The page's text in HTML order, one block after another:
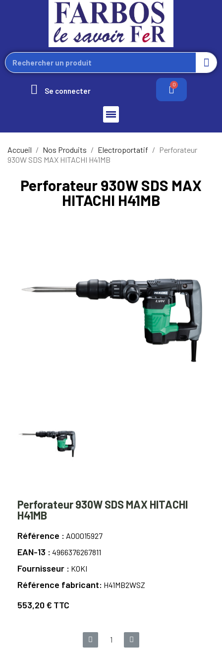
Se connecter
Accueil Nos Produits Electroportatif
Perforateur
930W SDS MAX HITACHI H41MB
Perforateur 930W SDS MAX
HITACHI H41MB
Perforateur 930W SDS MAX HITACHI
H41MB
Référence A00015927
EAN-13 4966376267811
Fournisseur KOKI
Référence fabricant H41MB2WSZ
553,20 € TTC